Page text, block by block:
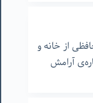
از خانه و
آرامش